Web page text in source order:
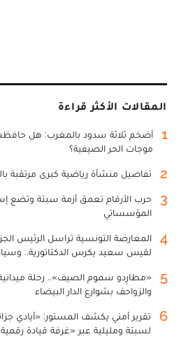
المقالات الأكثر قراءة
1
أضخم ثلاثة سدود بالمغرب: هل
موجات الحر الصيفية؟
2 تفاصيل منشأة رياضية كبرى مرتقبة
3
حرب الأرقام تعمق أزمة سبتة وتضع
المؤسساتي
4
المعارضة التونسية تراسل الرئيس
لقيس سعيد يكرس الدكتاتورية..
5
«مطارِدو سموم الصيف».. رحلة
والزواحف بشوارع الدار البيضاء
6
تقرير أمني يكشف المستور: «أيادي
لسبتة ومليلية عبر «غرفة قيادة